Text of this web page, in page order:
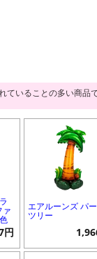
ていることの多い商品
ァ
円
エアルーンズ パ
ツリー